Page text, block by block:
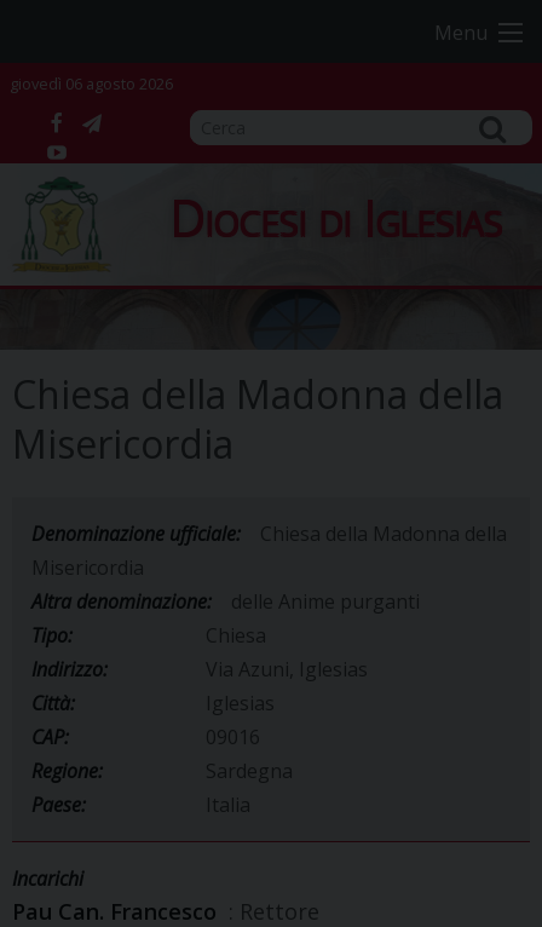
content
Menu
giovedì 06 agosto 2026
facebook
telegram
YouTube
Diocesi di Iglesias
Chiesa della Madonna della
Misericordia
Denominazione ufficiale:
Chiesa della Madonna della
Misericordia
Altra denominazione:
delle Anime purganti
Tipo:
Chiesa
Indirizzo:
Via Azuni, Iglesias
Città:
Iglesias
CAP:
09016
Regione:
Sardegna
Paese:
Italia
Incarichi
Pau Can. Francesco : Rettore